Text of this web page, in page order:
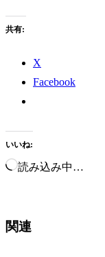
共有:
X
Facebook
いいね:
読み込み中…
関連